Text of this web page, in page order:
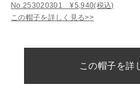
No.253020301 ¥5,940(税込)
この帽子を詳しく見る>>
この帽子を詳